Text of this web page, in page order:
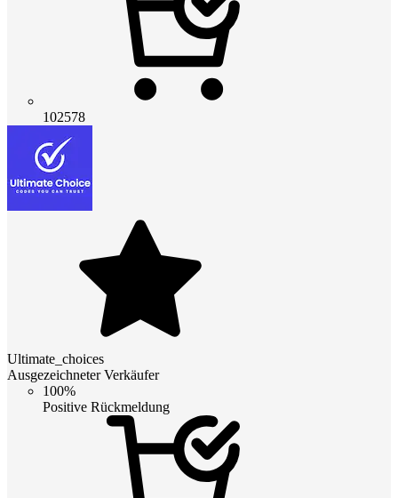
102578
Ultimate_choices
Ausgezeichneter Verkäufer
100%
Positive Rückmeldung